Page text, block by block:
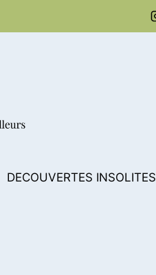
DECOUVERTES INSOLITES